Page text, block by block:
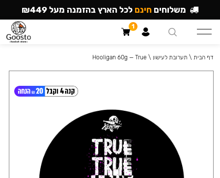
דף הבית \ תערובת לעישון \
Hooligan 60g — True
משלוחים חינם לכל הארץ בהזמנה מעל ₪449
1